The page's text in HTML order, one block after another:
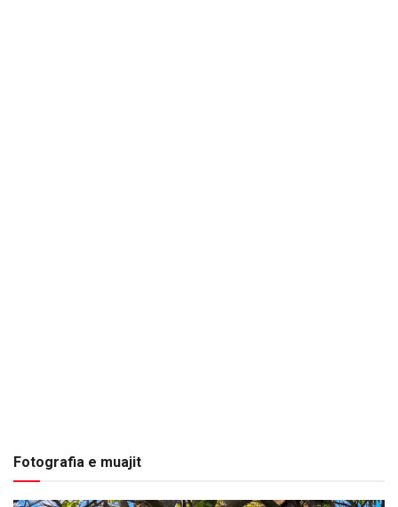
Fotografia e muajit